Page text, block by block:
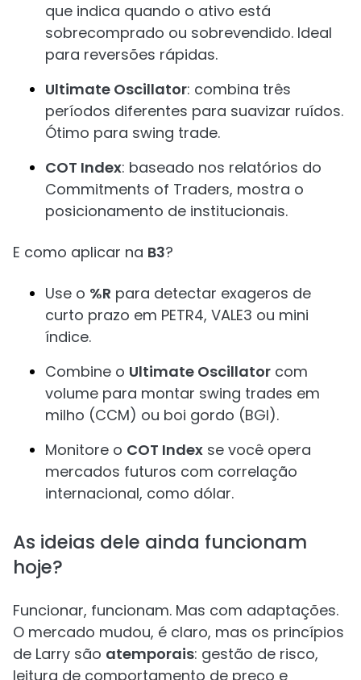
que indica quando o ativo está
sobrecomprado ou sobrevendido. Ideal
para reversões rápidas.
Ultimate Oscillator: combina três
períodos diferentes para suavizar ruídos.
Ótimo para swing trade.
COT Index: baseado nos relatórios do
Commitments of Traders, mostra o
posicionamento de institucionais.
E como aplicar na B3?
Use o %R para detectar exageros de
curto prazo em PETR4, VALE3 ou mini
índice.
Combine o Ultimate Oscillator com
volume para montar swing trades em
milho (CCM) ou boi gordo (BGI).
Monitore o COT Index se você opera
mercados futuros com correlação
internacional, como dólar.
As ideias dele ainda funcionam
hoje?
Funcionar, funcionam. Mas com adaptações.
O mercado mudou, é claro, mas os princípios
de Larry são atemporais: gestão de risco,
leitura de comportamento de preço e